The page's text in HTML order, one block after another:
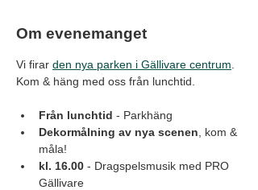
Om evenemanget
Vi firar den nya parken i Gällivare centrum
Kom & häng med oss från lunchtid.
Från lunchtid - Parkhäng
Dekormålning av nya scenen , kom &
måla!
kl. 16.00 - Dragspelsmusik med PRO
Gällivare